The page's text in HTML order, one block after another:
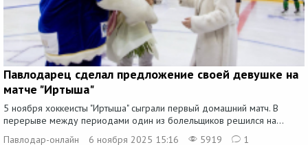
Павлодарец сделал предложение своей девушке на
матче "Иртыша"
5 ноября хоккеисты "Иртыша" сыграли первый домашний матч. В
перерыве между периодами один из болельщиков решился на...
Павлодар-онлайн
6 ноября 2025 15:16 5919 1